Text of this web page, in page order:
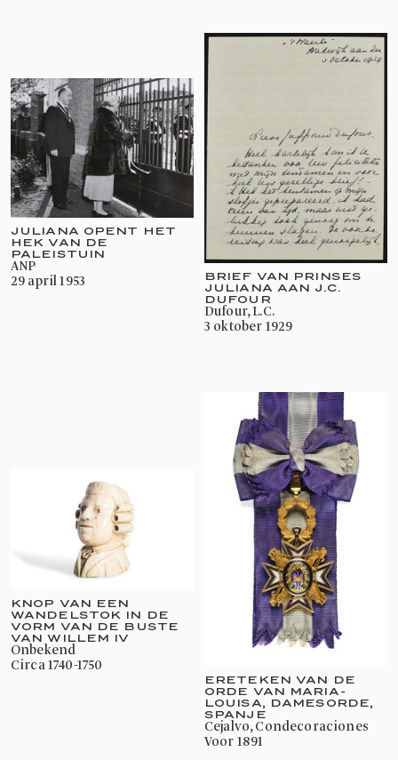
JULIANA OPENT HET
HEK VAN DE
PALEISTUIN
ANP
29 april 1953
BRIEF VAN PRINSES
JULIANA AAN J.C.
DUFOUR
Dufour, L.C.
3 oktober 1929
KNOP VAN EEN
WANDELSTOK IN DE
VORM VAN DE BUSTE
VAN WILLEM IV
onbekend
circa 1740-1750
ERETEKEN VAN DE
ORDE VAN MARIA-
LOUISA, DAMESORDE,
SPANJE
Cejalvo, Condecoraciones
voor 1891